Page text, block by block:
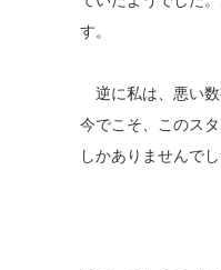
す。
逆に私は、悪い数
今でこそ、このス
しかありませんでし